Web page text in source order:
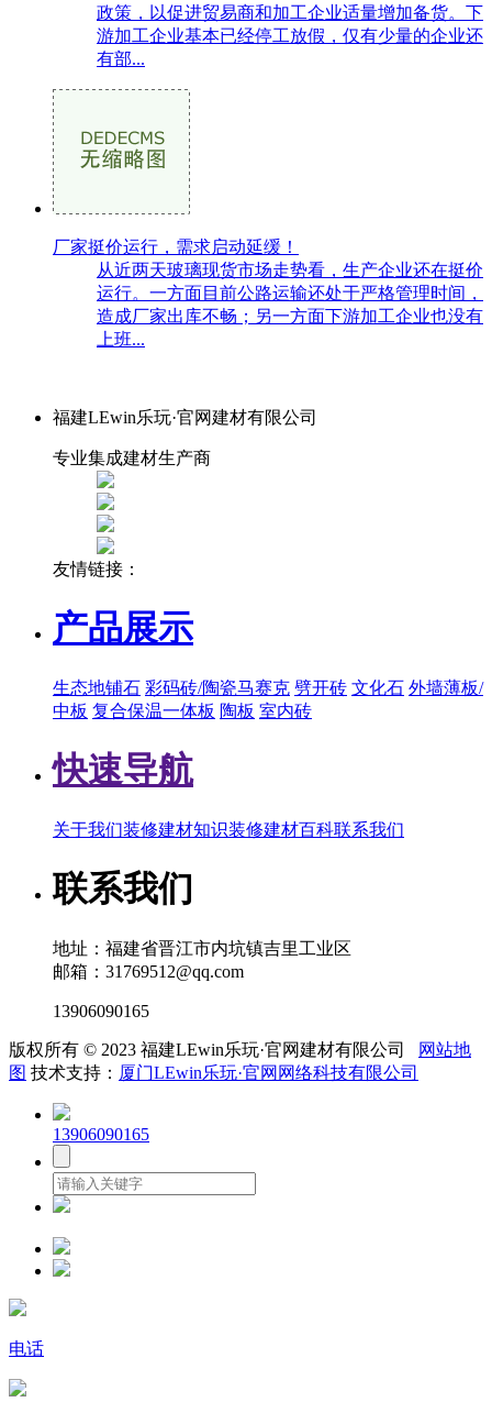
政策，以促进贸易商和加工企业适量增加备货。下
游加工企业基本已经停工放假，仅有少量的企业还
有部...
厂家挺价运行，需求启动延缓！
从近两天玻璃现货市场走势看，生产企业还在挺价
运行。一方面目前公路运输还处于严格管理时间，
造成厂家出库不畅；另一方面下游加工企业也没有
上班...
福建LEwin乐玩·官网建材有限公司
专业集成建材生产商
友情链接：
产品展示
生态地铺石 彩码砖/陶瓷马赛克 劈开砖 文化石 外墙薄板/
中板 复合保温一体板 陶板 室内砖
快速导航
关于我们装修建材知识装修建材百科联系我们
联系我们
地址：福建省晋江市内坑镇吉里工业区
邮箱：31769512@qq.com
13906090165
版权所有 © 2023 福建LEwin乐玩·官网建材有限公司
网站地
图 技术支持： 厦门LEwin乐玩·官网网络科技有限公司
13906090165
电话